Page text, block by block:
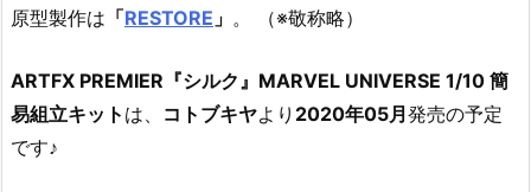
原型製作は 「RESTORE 」 。 （※敬称略）
ARTFX PREMIER『シルク』MARVEL UNIVERSE 1/10 簡
易組立キット は、 コトブキヤより 2020年05月 発売の予定
です♪